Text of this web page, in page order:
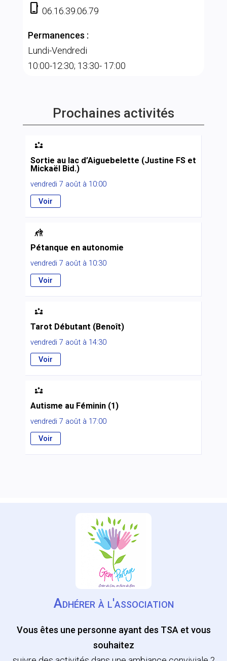
phone_iphone 06.16.39.06.79
Permanences :
Lundi-Vendredi
10:00-12:30; 13:30- 17:00
Prochaines activités

Sortie au lac d’Aiguebelette (Justine FS et
Mickaël Bid.)
vendredi 7 août à 10:00
Voir

Pétanque en autonomie
vendredi 7 août à 10:30
Voir

Tarot Débutant (Benoît)
vendredi 7 août à 14:30
Voir

Autisme au Féminin (1)
vendredi 7 août à 17:00
Voir
Adhérer à l'association
Vous êtes une personne ayant des TSA et vous
souhaitez